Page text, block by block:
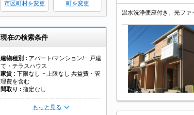
市区町村を変更 町を変更
現在の検索条件
建物種別
アパート/マンション/一戸建
て・テラスハウス
家賃
下限なし ~ 上限なし 共益費・管
理費を含む
間取り
指定なし
もっと見る
温水洗浄便座付き。光ファ